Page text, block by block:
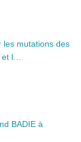
les mutations des
l…
BADIE à